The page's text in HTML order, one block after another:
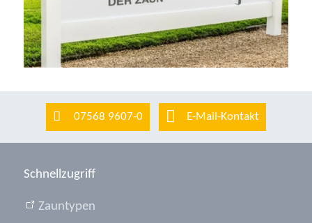
07568 9607-0 E-Mail-Kontakt
Schnellzugriff
Zauntypen